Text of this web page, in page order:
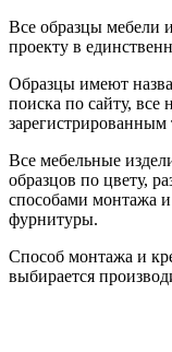
Все образцы мебели
проекту в
Образцы имеют
поиска по сайту, все
Все мебельные
образцов по цвету,
способами монтажа
фурнитуры.
Способ монтажа и
выбирается